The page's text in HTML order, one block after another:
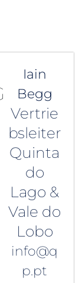
Iain
Begg
Vertrie
bsleiter
Quinta
do
Lago &
Vale do
Lobo
info@q
p.pt